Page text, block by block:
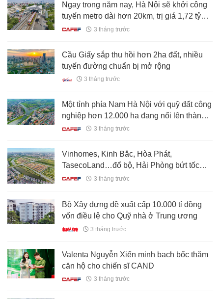
Ngay trong năm nay, Hà Nội sẽ khởi công
tuyến metro dài hơn 20km, trị giá 1,72 tỷ
USD chạy qua 4 phường, xã
3 tháng trước
Cầu Giấy sắp thu hồi hơn 2ha đất, nhiều
tuyến đường chuẩn bị mở rộng
3 tháng trước
Một tỉnh phía Nam Hà Nội với quỹ đất công
nghiệp hơn 12.000 ha đang nổi lên thành
điểm đến mới của dòng vốn FDI
3 tháng trước
Vinhomes, Kinh Bắc, Hòa Phát,
TasecoLand…đổ bộ, Hải Phòng bứt tốc
trên chiến lược phát triển mới
3 tháng trước
Bộ Xây dựng đề xuất cấp 10.000 tỉ đồng
vốn điều lệ cho Quỹ nhà ở Trung ương
3 tháng trước
Valenta Nguyễn Xiển minh bạch bốc thăm
căn hộ cho chiến sĩ CAND
3 tháng trước